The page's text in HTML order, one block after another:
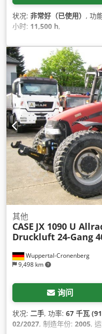
状况: 非常好（已使用） , 功
小时: 11,500 h,
Wuppertal-Cronenberg
9,498 km
其他
CASE JX 1090 U
Druckluft 24-Gang
询问
状况: 二手, 功率: 67 千瓦
02/2027, 制造年份: 2005,